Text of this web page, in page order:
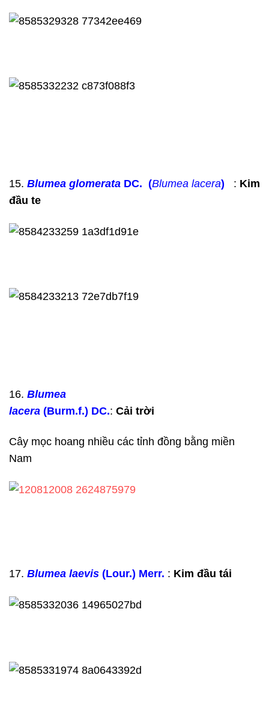
15. Blumea glomerata DC. (Blumea lacera) : Kim
đầu te
16. Blumea
lacera (Burm.f.) DC.: Cải trời
Cây mọc hoang nhiều các tỉnh đồng bằng miền
Nam
17. Blumea laevis (Lour.) Merr. : Kim đầu tái